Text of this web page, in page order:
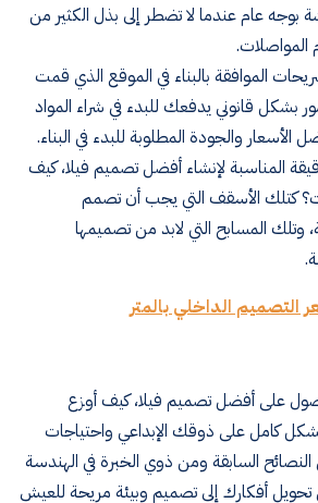
بوجه عام عندما لا تضطر إلى بذل الكثير من
المواصلات.
الموافقة بالبناء في الموقع الذي قمت
بشكل قانوني يدفعك للبدء في شراء المواد
الأسعار والجودة المطلوبة للبدء في البناء.
المناسبة لإنشاء أفضل تصميم فيلا، كيف
كتلك الأسقف التي يجب أن تصمم
وتلك المسابح التي لابد من تصميمها
.
التصميم الداخلي بالمتر
على أفضل تصميم فيلا، كيف أوزع
كامل على ذوقك الإبداعي واحتياجات
السابقة ومن ذوي الخبرة في الهندسة
تحويل أفكارك إلى تصميم وبيئة مريحة للعيش